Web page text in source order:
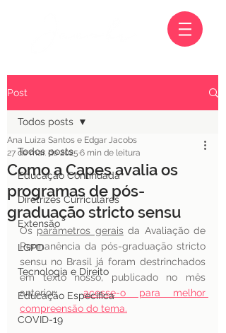
Post
Todos posts
Educação Continuada
Diretrizes Curriculares
Extensão
LGPD
Tecnologia e Direito
Educação Específica
COVID-19
Todos posts
Como a Capes avalia os
programas de pós-
graduação stricto sensu
Ana Luiza Santos e Edgar Jacobs
27 de mar. de 2025 6 min de leitura
Os parâmetros gerais da Avaliação de
Permanência da pós-graduação stricto
sensu no Brasil já foram destrinchados
em texto nosso, publicado no mês
anterior; acesse-o para melhor
compreensão do tema.